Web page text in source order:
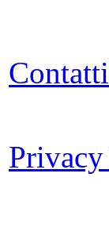
Contatti
Privacy